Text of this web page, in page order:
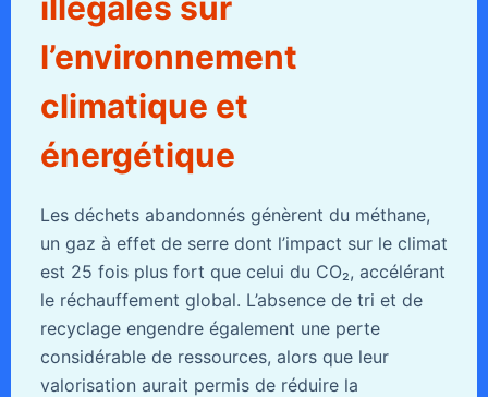
l’environnement
climatique et
énergétique
Les déchets abandonnés génèrent du méthane,
un gaz à effet de serre dont l’impact sur le climat
est 25 fois plus fort que celui du CO₂, accélérant
le réchauffement global. L’absence de tri et de
recyclage engendre également une perte
considérable de ressources, alors que leur
valorisation aurait permis de réduire la